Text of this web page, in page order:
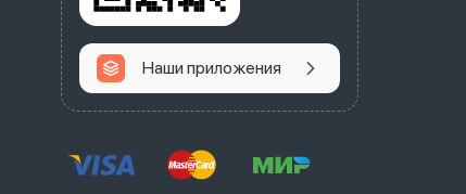
Наши приложения